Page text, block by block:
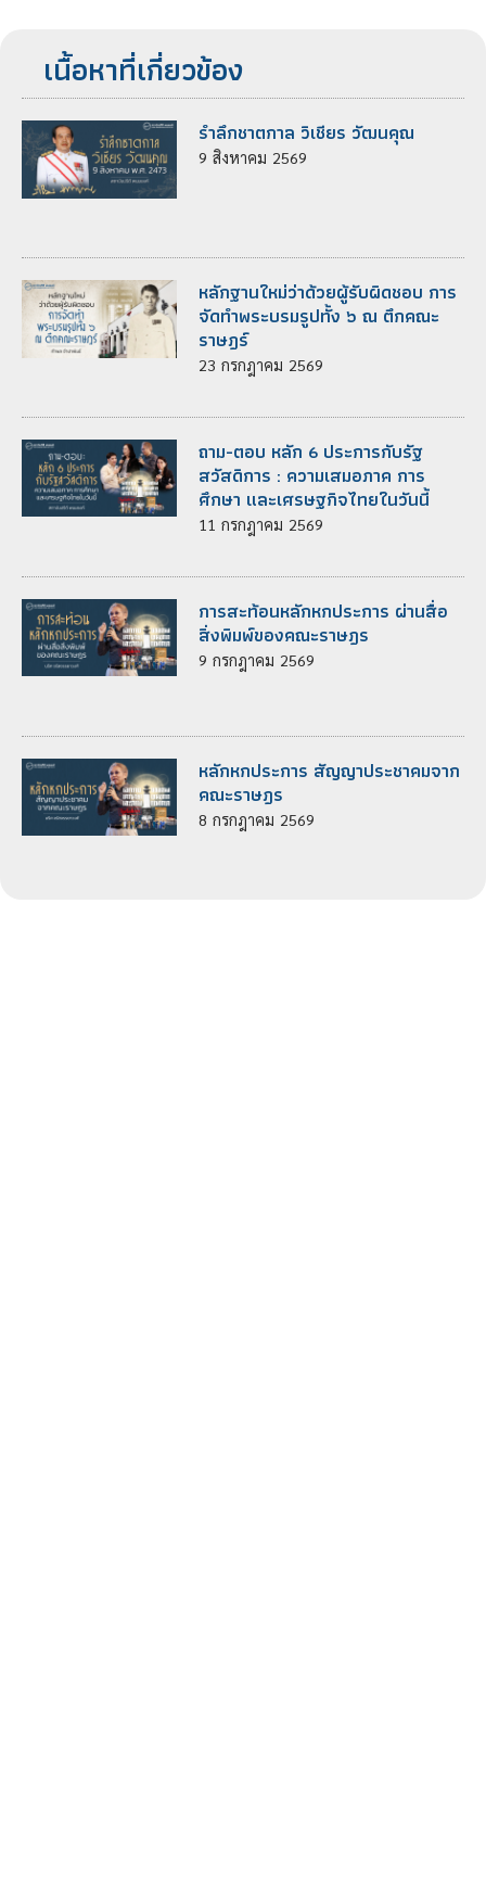
เนื้อหาที่เกี่ยวข้อง
รำลึกชาตกาล วิเชียร วัฒนคุณ
9 สิงหาคม 2569
หลักฐานใหม่ว่าด้วยผู้รับผิดชอบ การ
จัดทำพระบรมรูปทั้ง ๖ ณ ตึกคณะ
ราษฎร์
23 กรกฎาคม 2569
ถาม-ตอบ หลัก 6 ประการกับรัฐ
สวัสดิการ : ความเสมอภาค การ
ศึกษา และเศรษฐกิจไทยในวันนี้
11 กรกฎาคม 2569
การสะท้อนหลักหกประการ ผ่านสื่อ
สิ่งพิมพ์ของคณะราษฎร
9 กรกฎาคม 2569
หลักหกประการ สัญญาประชาคมจาก
คณะราษฎร
8 กรกฎาคม 2569